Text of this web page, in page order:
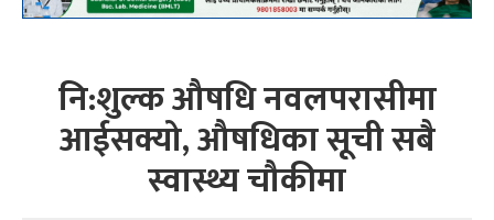
नि:शुल्क औषधि नवलपरासीमा
आईसक्यो, औषधिका सूची सबै
स्वास्थ्य चौकीमा